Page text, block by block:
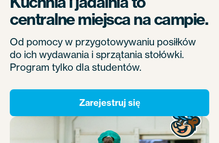
centralne miejsca na campie.
Od pomocy w przygotowywaniu posiłków
do ich wydawania i sprzątania stołówki.
Program tylko dla studentów.
Zarejestruj się